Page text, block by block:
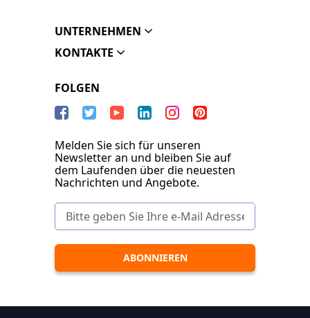
UNTERNEHMEN
KONTAKTE
FOLGEN
Melden Sie sich für unseren
Newsletter an und bleiben Sie auf
dem Laufenden über die neuesten
Nachrichten und Angebote.